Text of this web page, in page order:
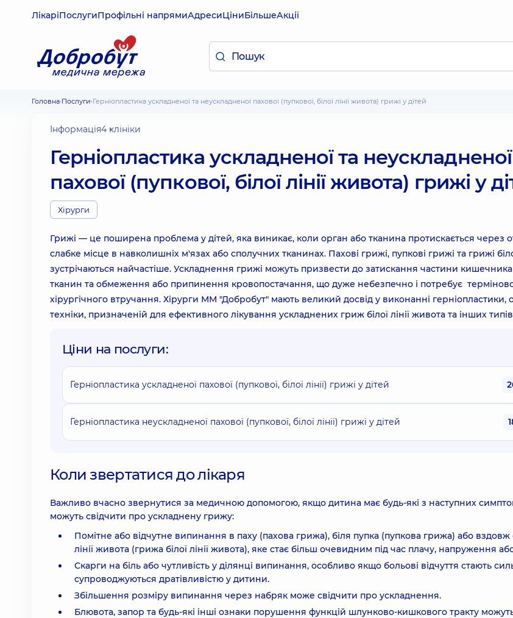
ЛікаріПослугиПрофільні напрямиАдресиЦіниБільшеАкції
Головна Послуги Герніопластика ускладненої та неускладненої пахової (пупкової, білої лінії живота) грижі у дітей
Інформація4 клініки
Герніопластика ускладненої та неускладненої
пахової (пупкової, білої лінії живота) грижі у
Хірурги
Грижі — це поширена проблема у дітей, яка виникає, коли орган або тканина протискається через
слабке місце в навколишніх м'язах або сполучних тканинах. Пахові грижі, пупкові грижі та грижі
зустрічаються найчастіше. Ускладнення грижі можуть призвести до затискання частини
тканин та обмеження або припинення кровопостачання, що дуже небезпечно і потребує
хірургічного втручання. Хірурги ММ "Добробут" мають великий досвід у виконанні герніопластики,
техніки, призначеній для ефективного лікування ускладнених гриж білої лінії живота та інших типів
Ціни на послуги:
Герніопластика ускладненої пахової (пупкової, білої лінії) грижі у дітей
Герніопластика неускладненої пахової (пупкової, білої лінії) грижі у дітей
Коли звертатися до лікаря
Важливо вчасно звернутися за медичною допомогою, якщо дитина має будь-які з наступних
можуть свідчити про ускладнену грижу:
Помітне або відчутне випинання в паху (пахова грижа), біля пупка (пупкова грижа) або
лінії живота (грижа білої лінії живота), яке стає більш очевидним під час плачу, напруження
Скарги на біль або чутливість у ділянці випинання, особливо якщо больові відчуття стають
супроводжуються дратівливістю у дитини.
Збільшення розміру випинання через набряк може свідчити про ускладнення.
Блювота, запор та будь-які інші ознаки порушення функцій шлунково-кишкового тракту